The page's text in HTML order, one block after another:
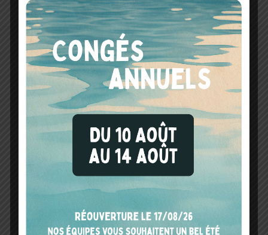
ouvrés
PHYSITEK DEVICES VOUS RECOMMANDE